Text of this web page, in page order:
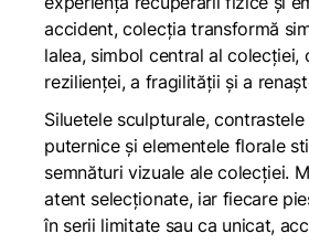
accident, colecția transformă
lalea, simbol central al colecției,
rezilienței, a fragilității și a
Siluetele sculpturale,
puternice și elementele florale
semnături vizuale ale colecției.
atent selecționate, iar fiecare
în serii limitate sau ca unicat,